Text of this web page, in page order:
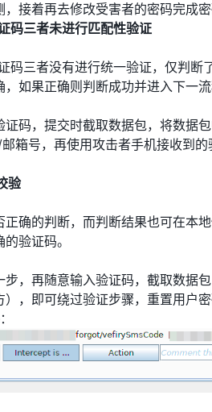
接着再去修改受害者的密码完成密
码三者未进行匹配性验证
码三者没有进行统一验证，仅判断
如果正确则判断成功并进入下一流
码，提交时截取数据包，将数据
箱号，再使用攻击者手机接收到
验
确的判断，而判断结果也可在本
验证码。
，再随意输入验证码，截取数据
，即可绕过验证步骤，重置用户密